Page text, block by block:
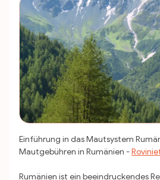
Einführung in das Mautsystem
Mautgebühren in Rumänien -
Rumänien ist ein beeindruckendes